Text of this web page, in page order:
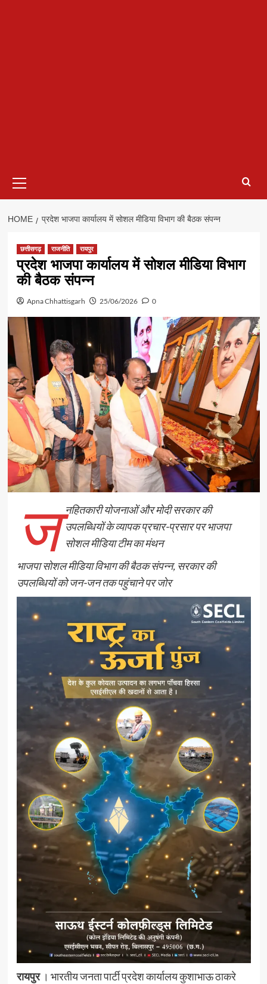
Menu
HOME प्रदेश भाजपा कार्यालय में सोशल मीडिया विभाग की बैठक संपन्न
छत्तीसगढ़ राजनीति रायपुर
प्रदेश भाजपा कार्यालय में सोशल मीडिया विभाग
की बैठक संपन्न
Apna Chhattisgarh 25/06/2026 0
ज नहितकारी योजनाओं और मोदी सरकार की
उपलब्धियों के व्यापक प्रचार-प्रसार पर भाजपा
सोशल मीडिया टीम का मंथन
भाजपा सोशल मीडिया विभाग की बैठक संपन्न, सरकार की
उपलब्धियों को जन-जन तक पहुंचाने पर जोर
रायपुर। भारतीय जनता पार्टी प्रदेश कार्यालय कुशाभाऊ ठाकरे